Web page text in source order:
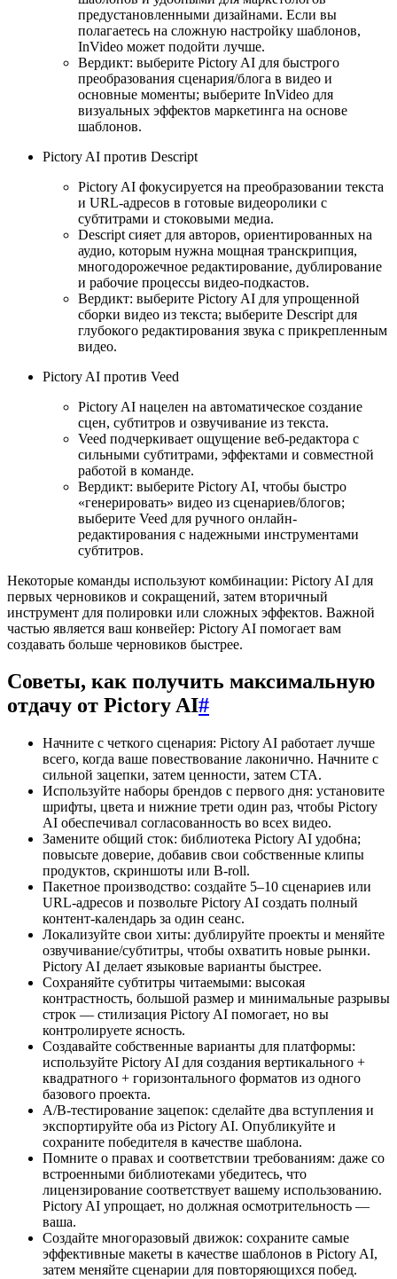
предустановленными дизайнами. Если вы
полагаетесь на сложную настройку шаблонов,
InVideo может подойти лучше.
Вердикт: выберите Pictory AI для быстрого
преобразования сценария/блога в видео и
основные моменты; выберите InVideo для
визуальных эффектов маркетинга на основе
шаблонов.
Pictory AI против Descript
Pictory AI фокусируется на преобразовании текста
и URL-адресов в готовые видеоролики с
субтитрами и стоковыми медиа.
Descript сияет для авторов, ориентированных на
аудио, которым нужна мощная транскрипция,
многодорожечное редактирование, дублирование
и рабочие процессы видео-подкастов.
Вердикт: выберите Pictory AI для упрощенной
сборки видео из текста; выберите Descript для
глубокого редактирования звука с прикрепленным
видео.
Pictory AI против Veed
Pictory AI нацелен на автоматическое создание
сцен, субтитров и озвучивание из текста.
Veed подчеркивает ощущение веб-редактора с
сильными субтитрами, эффектами и совместной
работой в команде.
Вердикт: выберите Pictory AI, чтобы быстро
«генерировать» видео из сценариев/блогов;
выберите Veed для ручного онлайн-
редактирования с надежными инструментами
субтитров.
Некоторые команды используют комбинации: Pictory AI для
первых черновиков и сокращений, затем вторичный
инструмент для полировки или сложных эффектов. Важной
частью является ваш конвейер: Pictory AI помогает вам
создавать больше черновиков быстрее.
Советы, как получить максимальную
отдачу от Pictory AI#
Начните с четкого сценария: Pictory AI работает лучше
всего, когда ваше повествование лаконично. Начните с
сильной зацепки, затем ценности, затем CTA.
Используйте наборы брендов с первого дня: установите
шрифты, цвета и нижние трети один раз, чтобы Pictory
AI обеспечивал согласованность во всех видео.
Замените общий сток: библиотека Pictory AI удобна;
повысьте доверие, добавив свои собственные клипы
продуктов, скриншоты или B-roll.
Пакетное производство: создайте 5–10 сценариев или
URL-адресов и позвольте Pictory AI создать полный
контент-календарь за один сеанс.
Локализуйте свои хиты: дублируйте проекты и меняйте
озвучивание/субтитры, чтобы охватить новые рынки.
Pictory AI делает языковые варианты быстрее.
Сохраняйте субтитры читаемыми: высокая
контрастность, большой размер и минимальные разрывы
строк — стилизация Pictory AI помогает, но вы
контролируете ясность.
Создавайте собственные варианты для платформы:
используйте Pictory AI для создания вертикального +
квадратного + горизонтального форматов из одного
базового проекта.
A/B-тестирование зацепок: сделайте два вступления и
экспортируйте оба из Pictory AI. Опубликуйте и
сохраните победителя в качестве шаблона.
Помните о правах и соответствии требованиям: даже со
встроенными библиотеками убедитесь, что
лицензирование соответствует вашему использованию.
Pictory AI упрощает, но должная осмотрительность —
ваша.
Создайте многоразовый движок: сохраните самые
эффективные макеты в качестве шаблонов в Pictory AI,
затем меняйте сценарии для повторяющихся побед.